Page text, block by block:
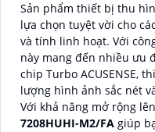
Sản phẩm thiết bị thu
lựa chọn tuyệt vời cho
và tính linh hoạt. Với
này mang đến nhiều ưu
chip Turbo ACUSENSE,
lượng hình ảnh sắc nét
Với khả năng mở rộng
7208HUHI-M2/FA giúp